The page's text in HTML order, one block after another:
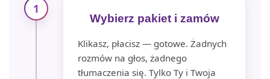
1
Wybierz pakiet i zamów
Klikasz, płacisz — gotowe. Żadnych
rozmów na głos, żadnego
tłumaczenia się. Tylko Ty i Twoja